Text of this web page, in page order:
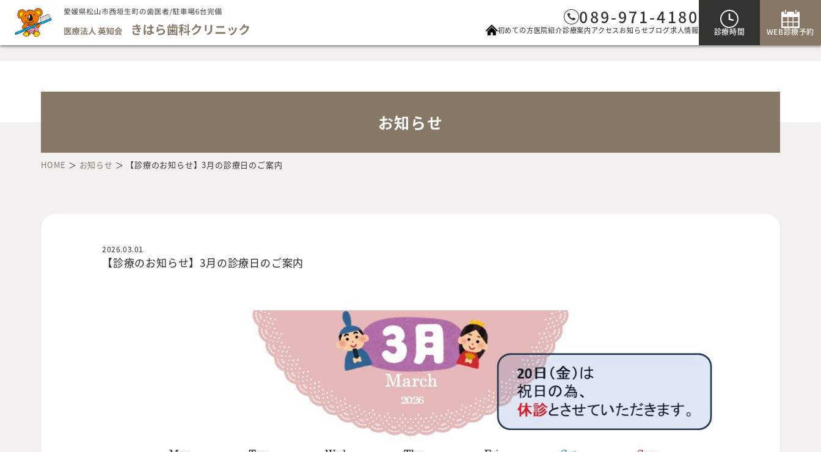
089-971-4180
初めての方医院紹介診療案内アクセス お知らせブログ求人情報 診療時間 WEB診療予約
お知らせ
HOME ＞ お知らせ ＞ 【診療のお知らせ】3月の診療日のご案内
2026.03.01
【診療のお知らせ】3月の診療日のご案内